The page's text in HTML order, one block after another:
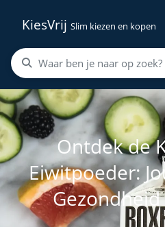
KiesVrij Slim kiezen en kopen
Ontdek de
Eiwitpoeder: